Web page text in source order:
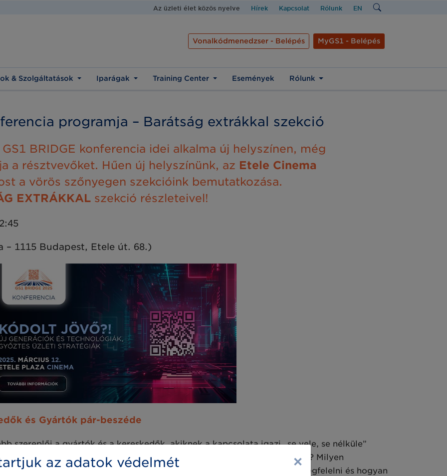
Az üzleti élet közös nyelve Hírek Kapcsolat Rólunk EN
Vonalkódmenedzser - Belépés MyGS1 - Belépés
& Szolgáltatások Iparágak Training Center Események Rólunk
programja – Barátság extrákkal szekció
BRIDGE konferencia idei alkalma új helyszínen, még
a résztvevőket. Hűen új helyszínünk, az Etele Cinema
a vörös szőnyegen szekcióink bemutatkozása.
EXTRÁKKAL szekció részleteivel!
– 1115 Budapest, Etele út. 68.)
és Gyártók pár-beszéde
szereplői a gyártók és a kereskedők, akiknek a kapcsolata igazi „se vele, se nélküle”
álmodik a gyártó, s e kettő miért oly eltérő az esetek nagy százalékában? Milyen
és hogyan próbál hatékonyságot növelni a gyártó? Hányfelé kell megfelelni és hogyan
az adatok védelmét ×